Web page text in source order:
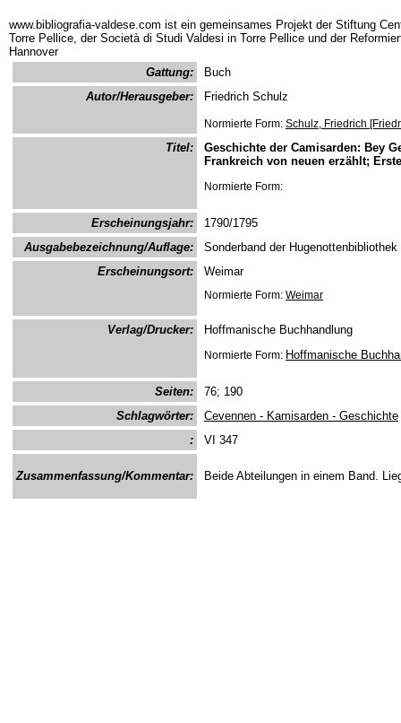
www.bibliografia-valdese.com ist ein gemeinsames Projekt der Stiftung
Torre Pellice, der Società di Studi Valdesi in Torre Pellice und der
Hannover
Gattung:
Buch
Autor/Herausgeber:
Friedrich Schulz
Normierte Form: Schulz, Friedrich
Titel:
Geschichte der Camisarden: Bey
Frankreich von neuen erzählt;
Normierte Form:
Erscheinungsjahr:
1790/1795
Ausgabebezeichnung/Auflage:
Sonderband der Hugenottenbibliothek
Erscheinungsort:
Weimar
Normierte Form: Weimar
Verlag/Drucker: Hoffmanische Buchhandlung
Normierte Form: Hoffmanische
Seiten:
76; 190
Schlagwörter:
Cevennen - Kamisarden - Geschichte
:
VI 347
Zusammenfassung/Kommentar: Beide Abteilungen in einem Band.